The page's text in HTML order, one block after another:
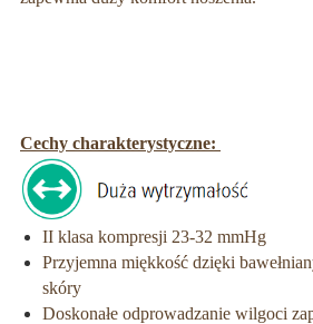
Cechy charakterystyczne:
II klasa kompresji 23-32 mmHg
Przyjemna miękkość dzięki
skóry
Doskonałe odprowadzanie wilgoci